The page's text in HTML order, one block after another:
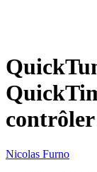
Nicolas Furno